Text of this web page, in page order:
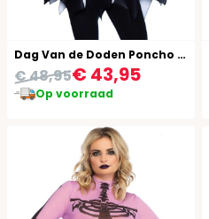
Dag Van de Doden Poncho met Capuchon
€ 43,95
€ 48,95
Op voorraad